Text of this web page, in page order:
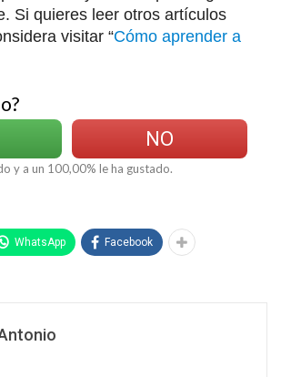
Si quieres leer otros artículos
visitar “Cómo aprender a
NO
y a un 100,00% le ha gustado.
WhatsApp Facebook